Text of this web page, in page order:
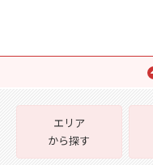
エリア
から探す